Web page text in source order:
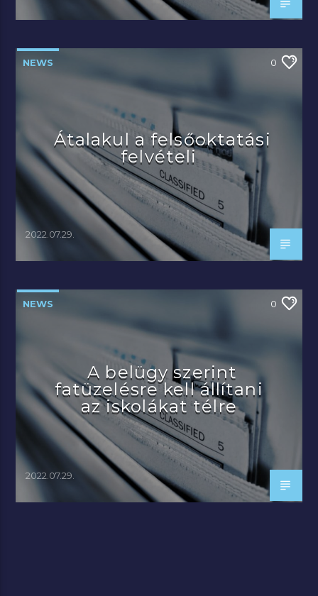
NEWS 0
Átalakul a felsőoktatási
felvételi
2022.07.29.
NEWS 0
A belügy szerint
fatüzelésre kell állítani
az iskolákat télre
2022.07.29.